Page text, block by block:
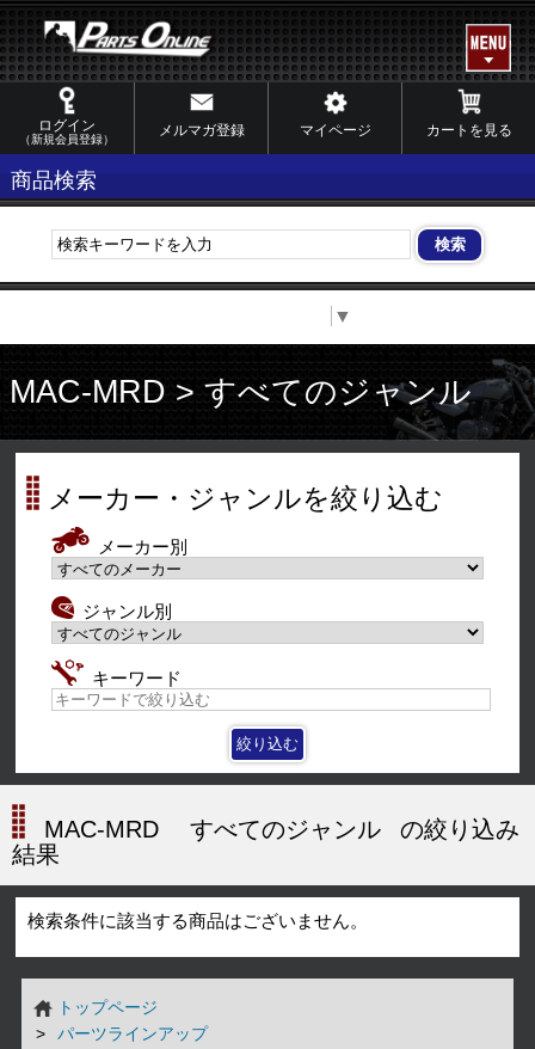
ログイン
（新規会員登録）
メルマガ登録 マイページ カートを見る
商品検索
▼
MAC-MRD > すべてのジャンル
メーカー・ジャンルを絞り込む
メーカー別
ジャンル別
キーワード
MAC-MRD すべてのジャンル
の絞り込み
結果
検索条件に該当する商品はございません。
トップページ
パーツラインアップ